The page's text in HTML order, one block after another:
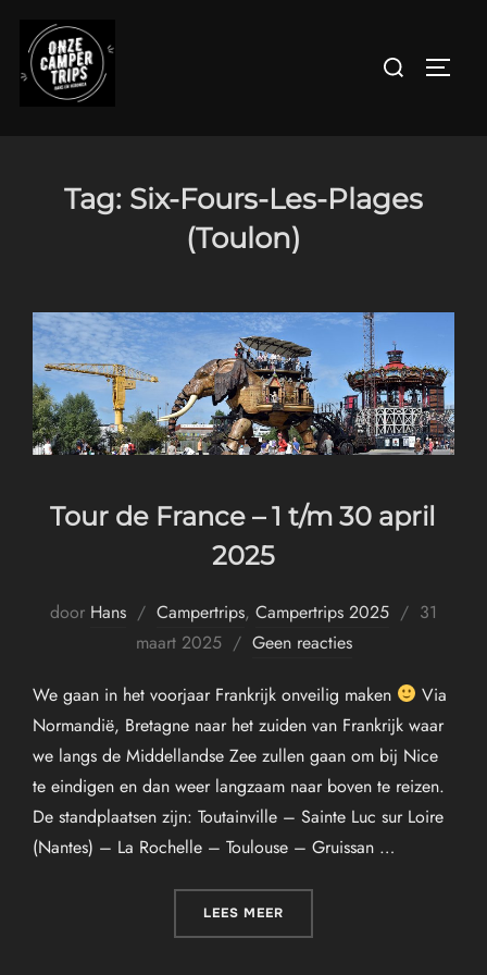
naar
Zoek
Tag: Six-Fours-Les-Plages
(Toulon)
Tour de France – 1 t/m 30 april
2025
door Hans Campertrips, Campertrips 2025
Geplaatst
31
maart 2025
Geen reacties
We gaan in het voorjaar Frankrijk onveilig maken
Via
Normandië, Bretagne naar het zuiden van Frankrijk waar
we langs de Middellandse Zee zullen gaan om bij Nice
te eindigen en dan weer langzaam naar boven te reizen.
De standplaatsen zijn: Toutainville – Sainte Luc sur Loire
(Nantes) – La Rochelle – Toulouse – Gruissan …
LEES MEER